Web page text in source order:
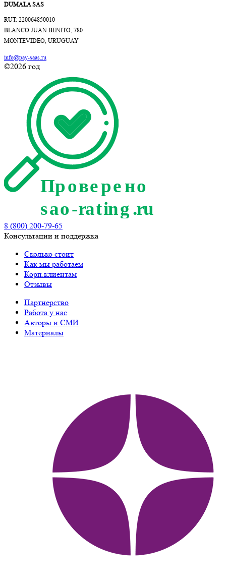
DUMALA SAS
RUT: 220064850010
BLANCO JUAN BENITO, 780
MONTEVIDEO, URUGUAY
info@pay-saas.ru
©2026 год
8 (800) 200-79-65
Консультации и поддержка
Сколько стоит
Как мы работаем
Корп.клиентам
Отзывы
Партнерство
Работа у нас
Авторы и СМИ
Материалы